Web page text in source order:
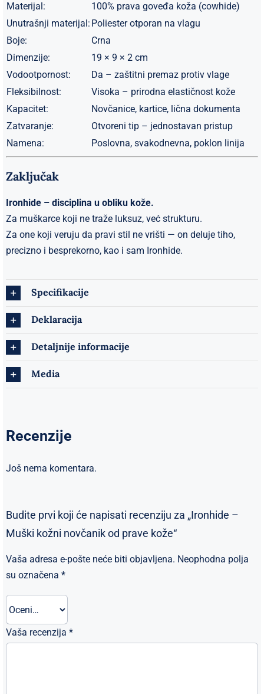
Materijal:
100% prava goveđa koža (cowhide)
Unutrašnji materijal: Poliester otporan na vlagu
Boje:
Crna
Dimenzije:
19 × 9 × 2 cm
Vodootpornost:
Da – zaštitni premaz protiv vlage
Fleksibilnost:
Visoka – prirodna elastičnost kože
Kapacitet:
Novčanice, kartice, lična dokumenta
Zatvaranje:
Otvoreni tip – jednostavan pristup
Namena:
Poslovna, svakodnevna, poklon linija
Zaključak
Ironhide – disciplina u obliku kože.
Za muškarce koji ne traže luksuz, već strukturu.
Za one koji veruju da pravi stil ne vrišti — on deluje tiho,
precizno i besprekorno, kao i sam Ironhide.
Specifikacije
Deklaracija
Detaljnije informacije
Media
Recenzije
Još nema komentara.
Budite prvi koji će napisati recenziju za „Ironhide –
Muški kožni novčanik od prave kože“
Vaša adresa e-pošte neće biti objavljena. Neophodna polja
su označena *
Vaša recenzija *